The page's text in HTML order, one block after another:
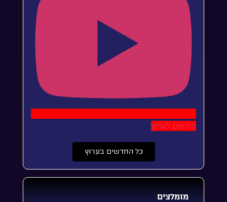
הירשם לערוץ
כל החדשים בערוץ
מומלצים